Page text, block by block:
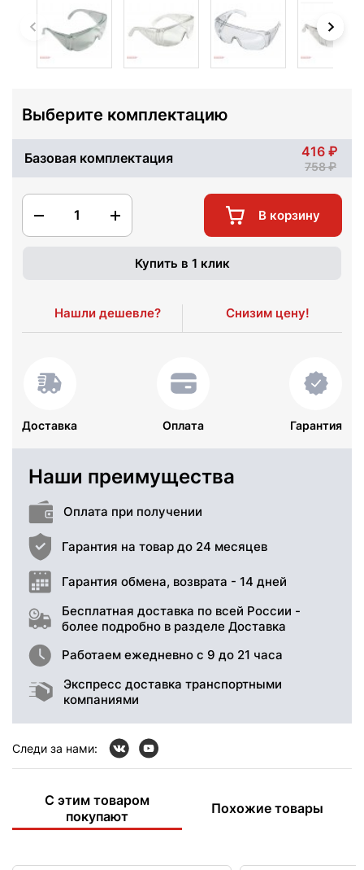
Выберите комплектацию
Базовая комплектация 416
758
1 В корзину
Купить в 1 клик
Нашли дешевле? Снизим цену!
Доставка Оплата Гарантия
Наши преимущества
Оплата при получении
Гарантия на товар до 24 месяцев
Гарантия обмена, возврата - 14 дней
Бесплатная доставка по всей России -
более подробно в разделе Доставка
Работаем ежедневно с 9 до 21 часа
Экспресс доставка транспортными
компаниями
Следи за нами:
С этим товаром
покупают
Похожие товары